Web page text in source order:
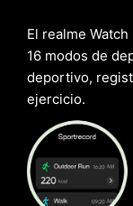
El realme
16 modos de
deportivo,
ejercicio.